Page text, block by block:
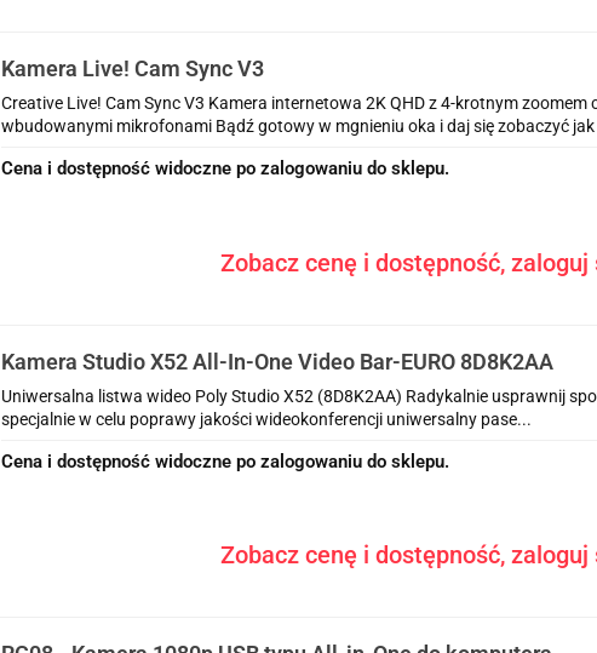
Kamera Live! Cam Sync V3
Creative Live! Cam Sync V3 Kamera internetowa 2K QHD z 4-krotnym zoomem
wbudowanymi mikrofonami Bądź gotowy w mgnieniu oka i daj się zobaczyć jak
Cena i dostępność widoczne po zalogowaniu do sklepu.
Zobacz cenę i dostępność,
Kamera Studio X52 All-In-One Video Bar-EURO 8D8K2AA
Uniwersalna listwa wideo Poly Studio X52 (8D8K2AA) Radykalnie usprawnij
specjalnie w celu poprawy jakości wideokonferencji uniwersalny pase...
Cena i dostępność widoczne po zalogowaniu do sklepu.
Zobacz cenę i dostępność,